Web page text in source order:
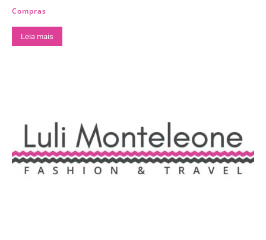
Compras
Leia mais